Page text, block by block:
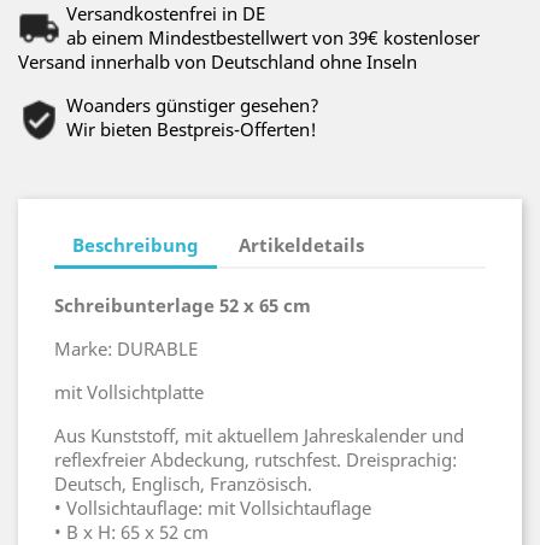
Versandkostenfrei in DE
ab einem Mindestbestellwert von 39€ kostenloser
Versand innerhalb von Deutschland ohne Inseln
Woanders günstiger gesehen?
Wir bieten Bestpreis-Offerten!
Beschreibung Artikeldetails
Schreibunterlage 52 x 65 cm
Marke: DURABLE
mit Vollsichtplatte
Aus Kunststoff, mit aktuellem Jahreskalender und
reflexfreier Abdeckung, rutschfest. Dreisprachig:
Deutsch, Englisch, Französisch.
• Vollsichtauflage: mit Vollsichtauflage
• B x H: 65 x 52 cm